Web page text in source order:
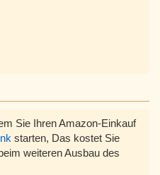
Sie Ihren Amazon-Einkauf
starten, Das kostet Sie
weiteren Ausbau des